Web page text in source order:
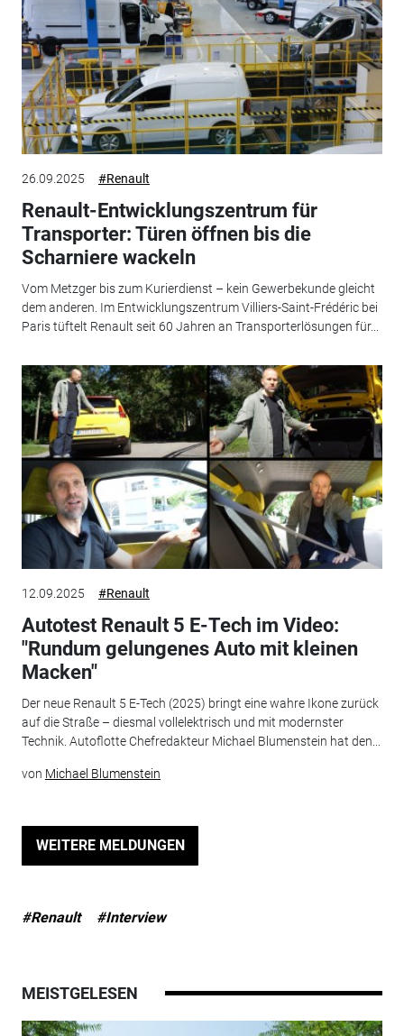
26.09.2025 #Renault
Renault-Entwicklungszentrum für
Transporter: Türen öffnen bis die
Scharniere wackeln
Vom Metzger bis zum Kurierdienst – kein Gewerbekunde gleicht
dem anderen. Im Entwicklungszentrum Villiers-Saint-Frédéric bei
Paris tüftelt Renault seit 60 Jahren an Transporterlösungen für...
12.09.2025 #Renault
Autotest Renault 5 E-Tech im Video:
"Rundum gelungenes Auto mit kleinen
Macken"
Der neue Renault 5 E-Tech (2025) bringt eine wahre Ikone zurück
auf die Straße – diesmal vollelektrisch und mit modernster
Technik. Autoflotte Chefredakteur Michael Blumenstein hat den...
von Michael Blumenstein
WEITERE MELDUNGEN
#Renault #Interview
MEISTGELESEN